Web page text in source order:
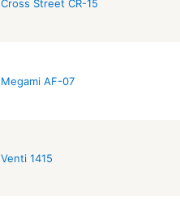
Cross Street CR-15
Megami AF-07
Venti 1415